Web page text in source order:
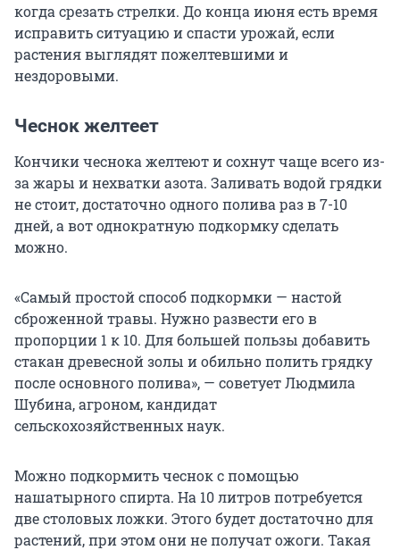
когда срезать стрелки. До конца июня есть время
исправить ситуацию и спасти урожай, если
растения выглядят пожелтевшими и
нездоровыми.
Чеснок желтеет
Кончики чеснока желтеют и сохнут чаще всего из-
за жары и нехватки азота. Заливать водой грядки
не стоит, достаточно одного полива раз в 7-10
дней, а вот однократную подкормку сделать
можно.
«Самый простой способ подкормки — настой
сброженной травы. Нужно развести его в
пропорции 1 к 10. Для большей пользы добавить
стакан древесной золы и обильно полить грядку
после основного полива», — советует Людмила
Шубина, агроном, кандидат
сельскохозяйственных наук.
Можно подкормить чеснок с помощью
нашатырного спирта. На 10 литров потребуется
две столовых ложки. Этого будет достаточно для
растений, при этом они не получат ожоги. Такая